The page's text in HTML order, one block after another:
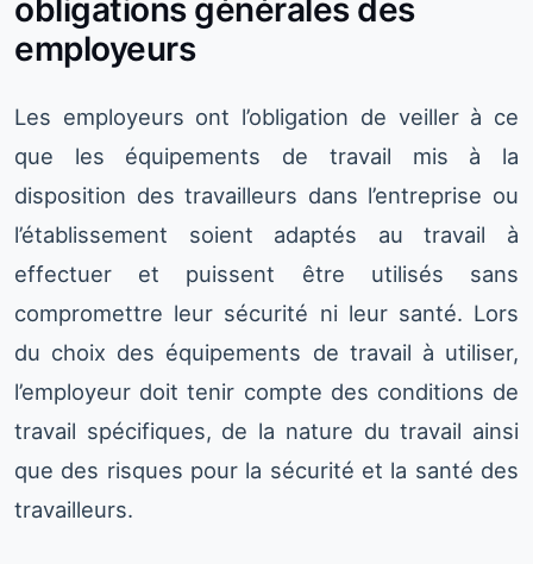
obligations générales des
employeurs
Les employeurs ont l’obligation de veiller à ce
que les équipements de travail mis à la
disposition des travailleurs dans l’entreprise ou
l’établissement soient adaptés au travail à
effectuer et puissent être utilisés sans
compromettre leur sécurité ni leur santé. Lors
du choix des équipements de travail à utiliser,
l’employeur doit tenir compte des conditions de
travail spécifiques, de la nature du travail ainsi
que des risques pour la sécurité et la santé des
travailleurs.